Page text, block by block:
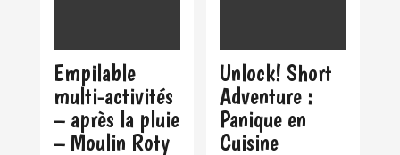
Empilable
multi-activités
– après la pluie
– Moulin Roty
Unlock! Short
Adventure :
Panique en
Cuisine